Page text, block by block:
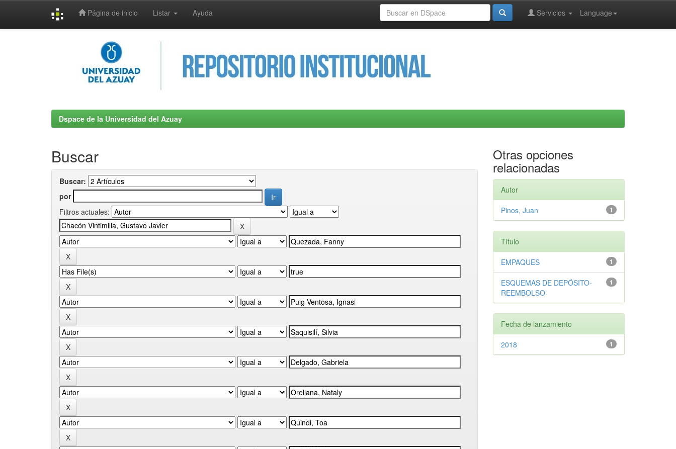
Página de inicio Listar Ayuda Language
Servicios
Dspace de la Universidad del Azuay
Buscar
Buscar:
por
Filtros actuales:
Otras opciones
relacionadas
Autor
1
Pinos, Juan
Título
1
EMPAQUES
1
ESQUEMAS DE DEPÓSITO-
REEMBOLSO
Fecha de lanzamiento
1
2018